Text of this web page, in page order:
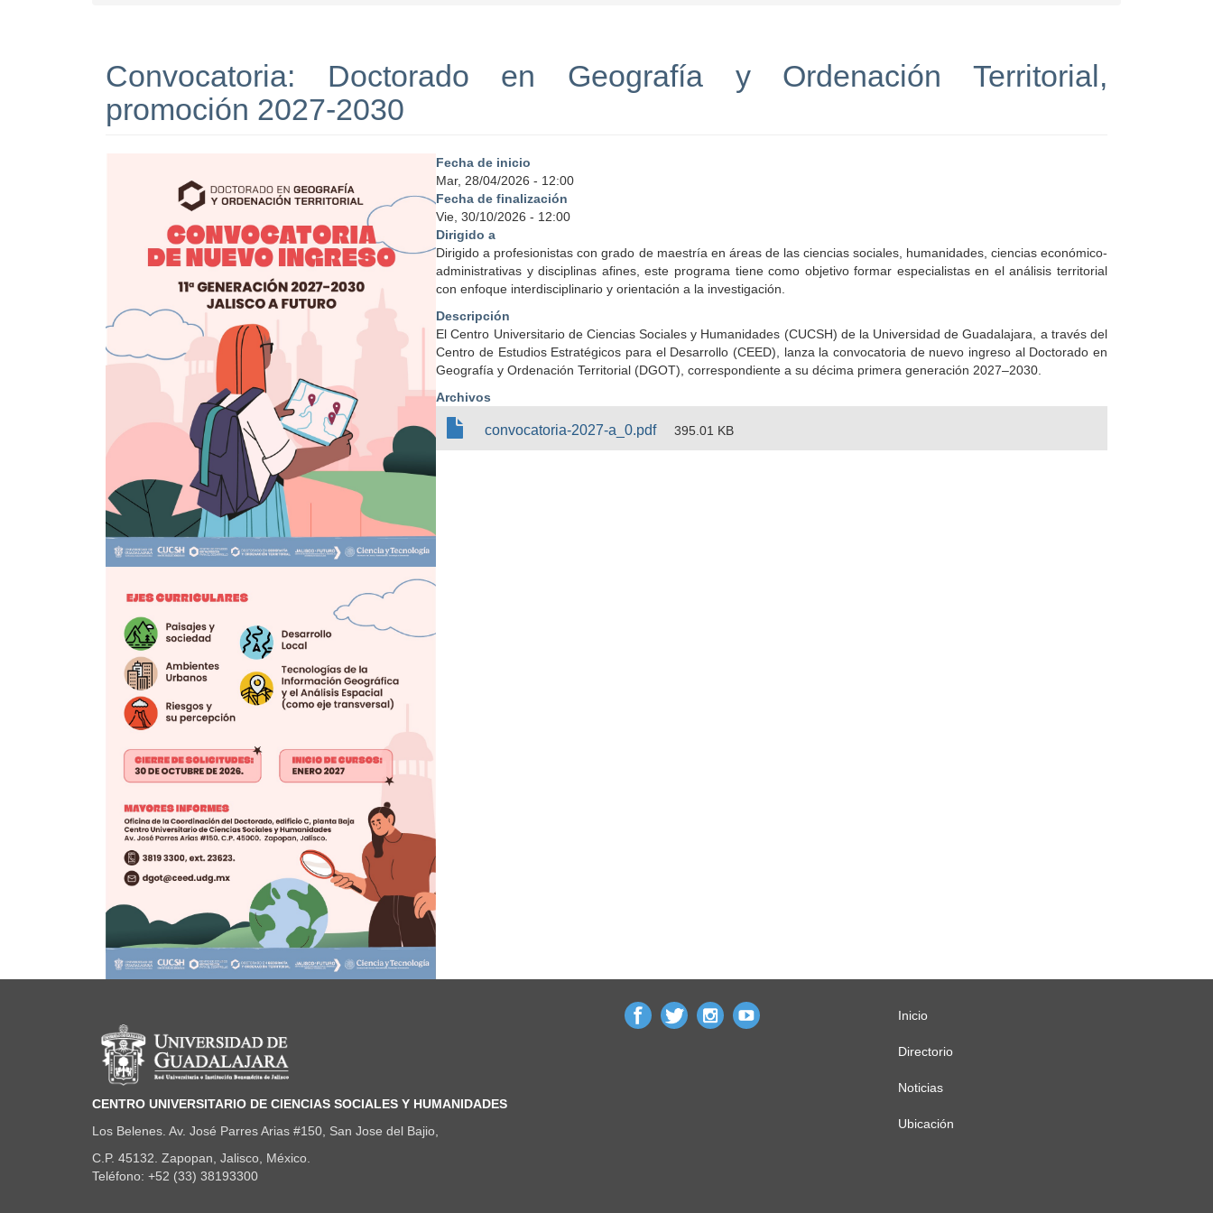
Convocatoria: Doctorado en Geografía y Ordenación Territorial,
promoción 2027-2030
Fecha de inicio
Mar, 28/04/2026 - 12:00
Fecha de finalización
Vie, 30/10/2026 - 12:00
Dirigido a
Dirigido a profesionistas con grado de maestría en áreas de las ciencias sociales, humanidades, ciencias económico-
administrativas y disciplinas afines, este programa tiene como objetivo formar especialistas en el análisis territorial
con enfoque interdisciplinario y orientación a la investigación.
Descripción
El Centro Universitario de Ciencias Sociales y Humanidades (CUCSH) de la Universidad de Guadalajara, a través del
Centro de Estudios Estratégicos para el Desarrollo (CEED), lanza la convocatoria de nuevo ingreso al Doctorado en
Geografía y Ordenación Territorial (DGOT), correspondiente a su décima primera generación 2027–2030.
Archivos
convocatoria-2027-a_0.pdf 395.01 KB
Información del portal
CENTRO UNIVERSITARIO DE CIENCIAS SOCIALES Y HUMANIDADES
Los Belenes. Av. José Parres Arias #150, San Jose del Bajio,
C.P. 45132. Zapopan, Jalisco, México.
Teléfono: +52 (33) 38193300
Menú
principal
Inicio
Directorio
Noticias
Ubicación